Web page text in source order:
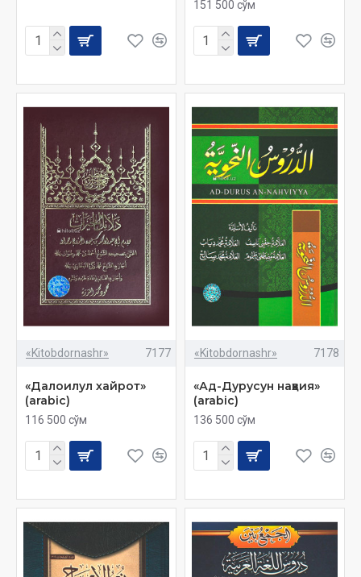
151 500 сўм
«Kitobdornashr» 7177
«Далоилул хайрот»
(arabic)
116 500 сўм
«Kitobdornashr» 7178
«Ад-Дурусун наҳвия»
(arabic)
136 500 сўм